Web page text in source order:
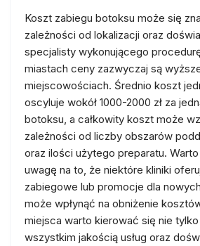
Koszt zabiegu botoksu może się
zależności od lokalizacji oraz
specjalisty wykonującego
miastach ceny zazwyczaj są
miejscowościach. Średnio koszt
oscyluje wokół 1000-2000 zł za
botoksu, a całkowity koszt może
zależności od liczby obszarów
oraz ilości użytego preparatu.
uwagę na to, że niektóre kliniki
zabiegowe lub promocje dla
może wpłynąć na obniżenie
miejsca warto kierować się nie
wszystkim jakością usług oraz